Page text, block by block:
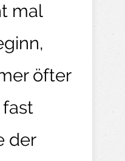
mal
öfter
der